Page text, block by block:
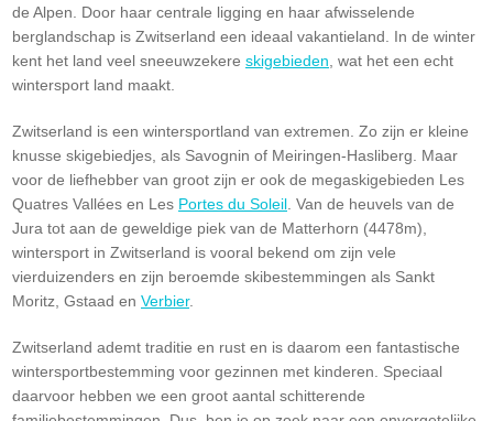
de Alpen. Door haar centrale ligging en haar afwisselende
berglandschap is Zwitserland een ideaal vakantieland. In de winter
kent het land veel sneeuwzekere skigebieden, wat het een echt
wintersport land maakt.
Zwitserland is een wintersportland van extremen. Zo zijn er kleine
knusse skigebiedjes, als Savognin of Meiringen-Hasliberg. Maar
voor de liefhebber van groot zijn er ook de megaskigebieden Les
Quatres Vallées en Les Portes du Soleil. Van de heuvels van de
Jura tot aan de geweldige piek van de Matterhorn (4478m),
wintersport in Zwitserland is vooral bekend om zijn vele
vierduizenders en zijn beroemde skibestemmingen als Sankt
Moritz, Gstaad en Verbier.
Zwitserland ademt traditie en rust en is daarom een fantastische
wintersportbestemming voor gezinnen met kinderen. Speciaal
daarvoor hebben we een groot aantal schitterende